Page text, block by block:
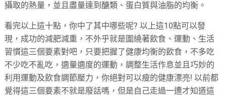
攝取的熱量，並且盡量達到醣類、蛋白質與油脂的均衡。
看完以上這十點，你中了其中哪些呢? 以上這10點可以發
現，成功的減肥減重，不外乎就是圍繞著飲食、運動、生活
習慣這三個要素對吧，只要把握了健康均衡的飲食，不多吃
不少吃不亂吃，適量適度的運動，調整生活作息並且巧妙的
利用運動及飲食調節壓力，你絕對可以瘦的健康漂亮! 以前都
覺得這三個要素不就是廢話嗎，但是自己走過一遭才知道這